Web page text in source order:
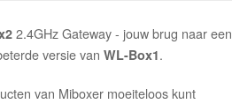
2.4GHz Gateway - jouw brug naar een
versie vanWL-Box1.
van Miboxer moeiteloos kunt